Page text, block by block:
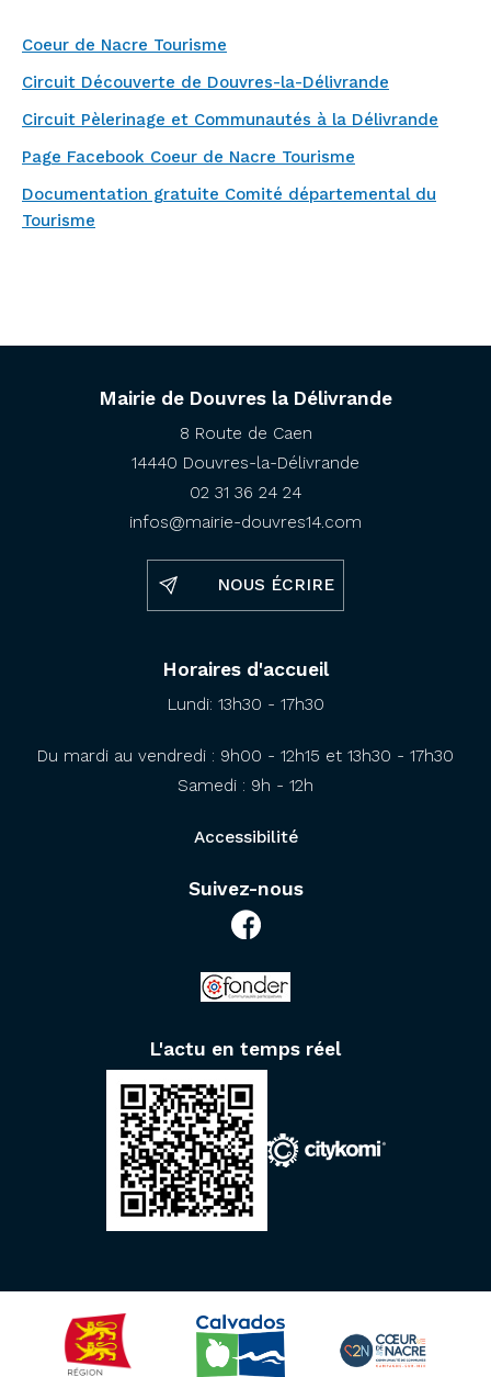
Coeur de Nacre Tourisme
Circuit Découverte de Douvres-la-Délivrande
Circuit Pèlerinage et Communautés à la Délivrande
Page Facebook Coeur de Nacre Tourisme
Documentation gratuite Comité départemental du
Tourisme
Mairie de Douvres la Délivrande
8 Route de Caen
14440 Douvres-la-Délivrande
02 31 36 24 24
infos@mairie-douvres14.com
NOUS ÉCRIRE
Horaires d'accueil
Lundi: 13h30 - 17h30
Du mardi au vendredi : 9h00 - 12h15 et 13h30 - 17h30
Samedi : 9h - 12h
Accessibilité
Suivez-nous
L'actu en temps réel